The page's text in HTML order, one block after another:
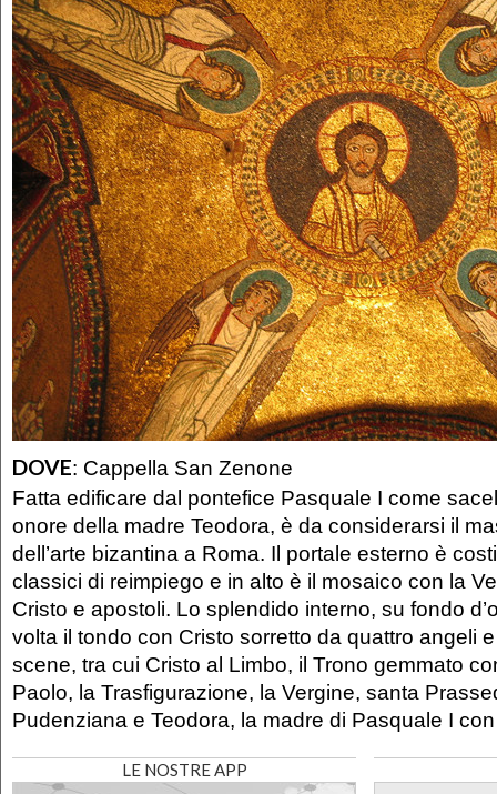
DOVE: Cappella San Zenone
Fatta edificare dal pontefice Pasquale I come
onore della madre Teodora, è da considerarsi il
dell’arte bizantina a Roma. Il portale esterno è
classici di reimpiego e in alto è il mosaico con la
Cristo e apostoli. Lo splendido interno, su fondo
volta il tondo con Cristo sorretto da quattro angeli e
scene, tra cui Cristo al Limbo, il Trono gemmato
Paolo, la Trasfigurazione, la Vergine, santa
Pudenziana e Teodora, la madre di Pasquale I
LE NOSTRE APP